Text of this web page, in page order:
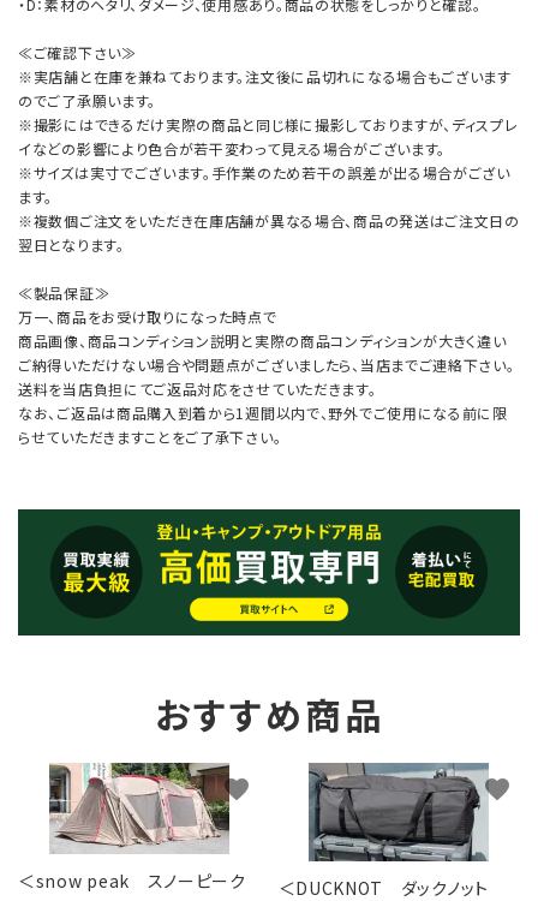
・D：素材のヘタリ、ダメージ、使用感あり。商品の状態をしっかりと確認。
≪ご確認下さい≫
※実店舗と在庫を兼ねております。注文後に品切れになる場合もございます
のでご了承願います。
※撮影にはできるだけ実際の商品と同じ様に撮影しておりますが、ディスプレ
イなどの影響により色合が若干変わって見える場合がございます。
※サイズは実寸でございます。手作業のため若干の誤差が出る場合がござい
ます。
※複数個ご注文をいただき在庫店舗が異なる場合、商品の発送はご注文日の
翌日となります。
≪製品保証≫
万一、商品をお受け取りになった時点で
商品画像、商品コンディション説明と実際の商品コンディションが大きく違い
ご納得いただけない場合や問題点がございましたら、当店までご連絡下さい。
送料を当店負担にてご返品対応をさせていただきます。
なお、ご返品は商品購入到着から1週間以内で、野外でご使用になる前に限
らせていただきますことをご了承下さい。
おすすめ商品
＜snow peak スノーピーク
favorite
＜DUCKNOT ダックノット
favorite